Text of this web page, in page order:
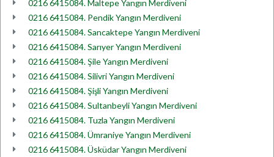
0216 6415084. Maltepe Yangın Merdiveni
0216 6415084. Pendik Yangın Merdiveni
0216 6415084. Sancaktepe Yangın Merdiveni
0216 6415084. Sarıyer Yangın Merdiveni
0216 6415084. Şile Yangın Merdiveni
0216 6415084. Silivri Yangın Merdiveni
0216 6415084. Şişli Yangın Merdiveni
0216 6415084. Sultanbeyli Yangın Merdiveni
0216 6415084. Tuzla Yangın Merdiveni
0216 6415084. Ümraniye Yangın Merdiveni
0216 6415084. Üsküdar Yangın Merdiveni